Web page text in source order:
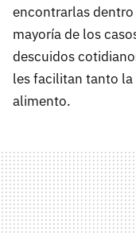
encontrarlas
mayoría de los
descuidos
les facilitan tanto
alimento.